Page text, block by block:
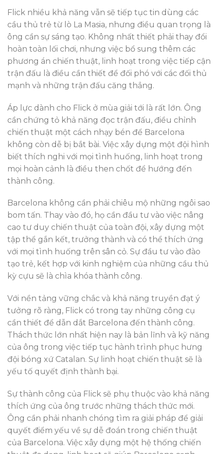
Flick nhiều khả năng vẫn sẽ tiếp tục tin dùng các
cầu thủ trẻ từ lò La Masia, nhưng điều quan trọng là
ông cần sự sáng tạo. Không nhất thiết phải thay đổi
hoàn toàn lối chơi, nhưng việc bổ sung thêm các
phương án chiến thuật, linh hoạt trong việc tiếp cận
trận đấu là điều cần thiết để đối phó với các đối thủ
mạnh và những trận đấu căng thẳng.
Áp lực dành cho Flick ở mùa giải tới là rất lớn. Ông
cần chứng tỏ khả năng đọc trận đấu, điều chỉnh
chiến thuật một cách nhạy bén để Barcelona
không còn dễ bị bắt bài. Việc xây dựng một đội hình
biết thích nghi với mọi tình huống, linh hoạt trong
mọi hoàn cảnh là điều then chốt để hướng đến
thành công.
Barcelona không cần phải chiêu mộ những ngôi sao
bom tấn. Thay vào đó, họ cần đầu tư vào việc nâng
cao tư duy chiến thuật của toàn đội, xây dựng một
tập thể gắn kết, trưởng thành và có thể thích ứng
với mọi tình huống trên sân cỏ. Sự đầu tư vào đào
tạo trẻ, kết hợp với kinh nghiệm của những cầu thủ
kỳ cựu sẽ là chìa khóa thành công.
Với nền tảng vững chắc và khả năng truyền đạt ý
tưởng rõ ràng, Flick có trong tay những công cụ
cần thiết để dẫn dắt Barcelona đến thành công.
Thách thức lớn nhất hiện nay là bản lĩnh và kỹ năng
của ông trong việc tiếp tục hành trình phục hưng
đội bóng xứ Catalan. Sự linh hoạt chiến thuật sẽ là
yếu tố quyết định thành bại.
Sự thành công của Flick sẽ phụ thuộc vào khả năng
thích ứng của ông trước những thách thức mới.
Ông cần phải nhanh chóng tìm ra giải pháp để giải
quyết điểm yếu về sự dễ đoán trong chiến thuật
của Barcelona. Việc xây dựng một hệ thống chiến